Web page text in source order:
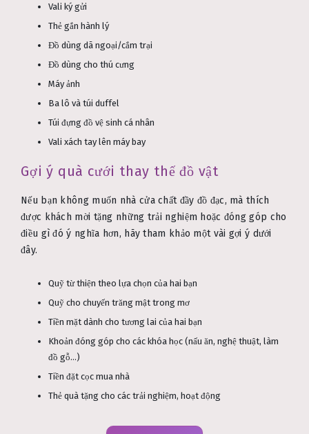
Vali ký gửi
Thẻ gắn hành lý
Đồ dùng dã ngoại/cắm trại
Đồ dùng cho thú cưng
Máy ảnh
Ba lô và túi duffel
Túi đựng đồ vệ sinh cá nhân
Vali xách tay lên máy bay
Gợi ý quà cưới thay thế đồ vật
Nếu bạn không muốn nhà cửa chất đầy đồ đạc, mà thích
được khách mời tặng những trải nghiệm hoặc đóng góp cho
điều gì đó ý nghĩa hơn, hãy tham khảo một vài gợi ý dưới
đây.
Quỹ từ thiện theo lựa chọn của hai bạn
Quỹ cho chuyến trăng mật trong mơ
Tiền mặt dành cho tương lai của hai bạn
Khoản đóng góp cho các khóa học (nấu ăn, nghệ thuật, làm
đồ gỗ…)
Tiền đặt cọc mua nhà
Thẻ quà tặng cho các trải nghiệm, hoạt động